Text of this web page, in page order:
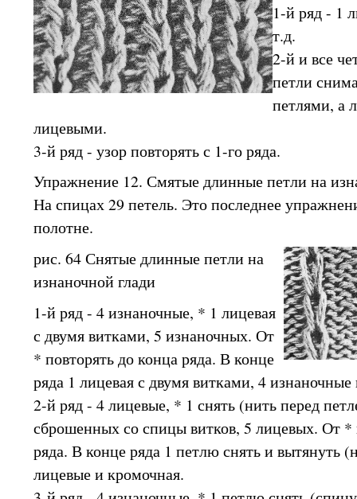
1-й ряд - 1
т.д.
2-й и все
петли
петлями, а
лицевыми.
3-й ряд - узор повторять с 1-го ряда.
Упражнение 12. Смятые длинные петли на
На спицах 29 петель. Это последнее
полотне.
рис. 64 Снятые длинные петли на
изнаночной глади
1-й ряд - 4 изнаночные, * 1 лицевая
с двумя витками, 5 изнаночных. От
* повторять до конца ряда. В конце
ряда 1 лицевая с двумя витками, 4
2-й ряд - 4 лицевые, * 1 снять (нить перед
сброшенных со спицы витков, 5 лицевых. От *
ряда. В конце ряда 1 петлю снять и вытянуть
лицевые и кромочная.